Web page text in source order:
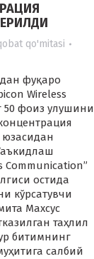
qo'mitasi
фуқаро
Wireless
фоиз улушини
Communication”
остида
кўрсатувчи
Махсус
таҳлил
битимнинг
салбий